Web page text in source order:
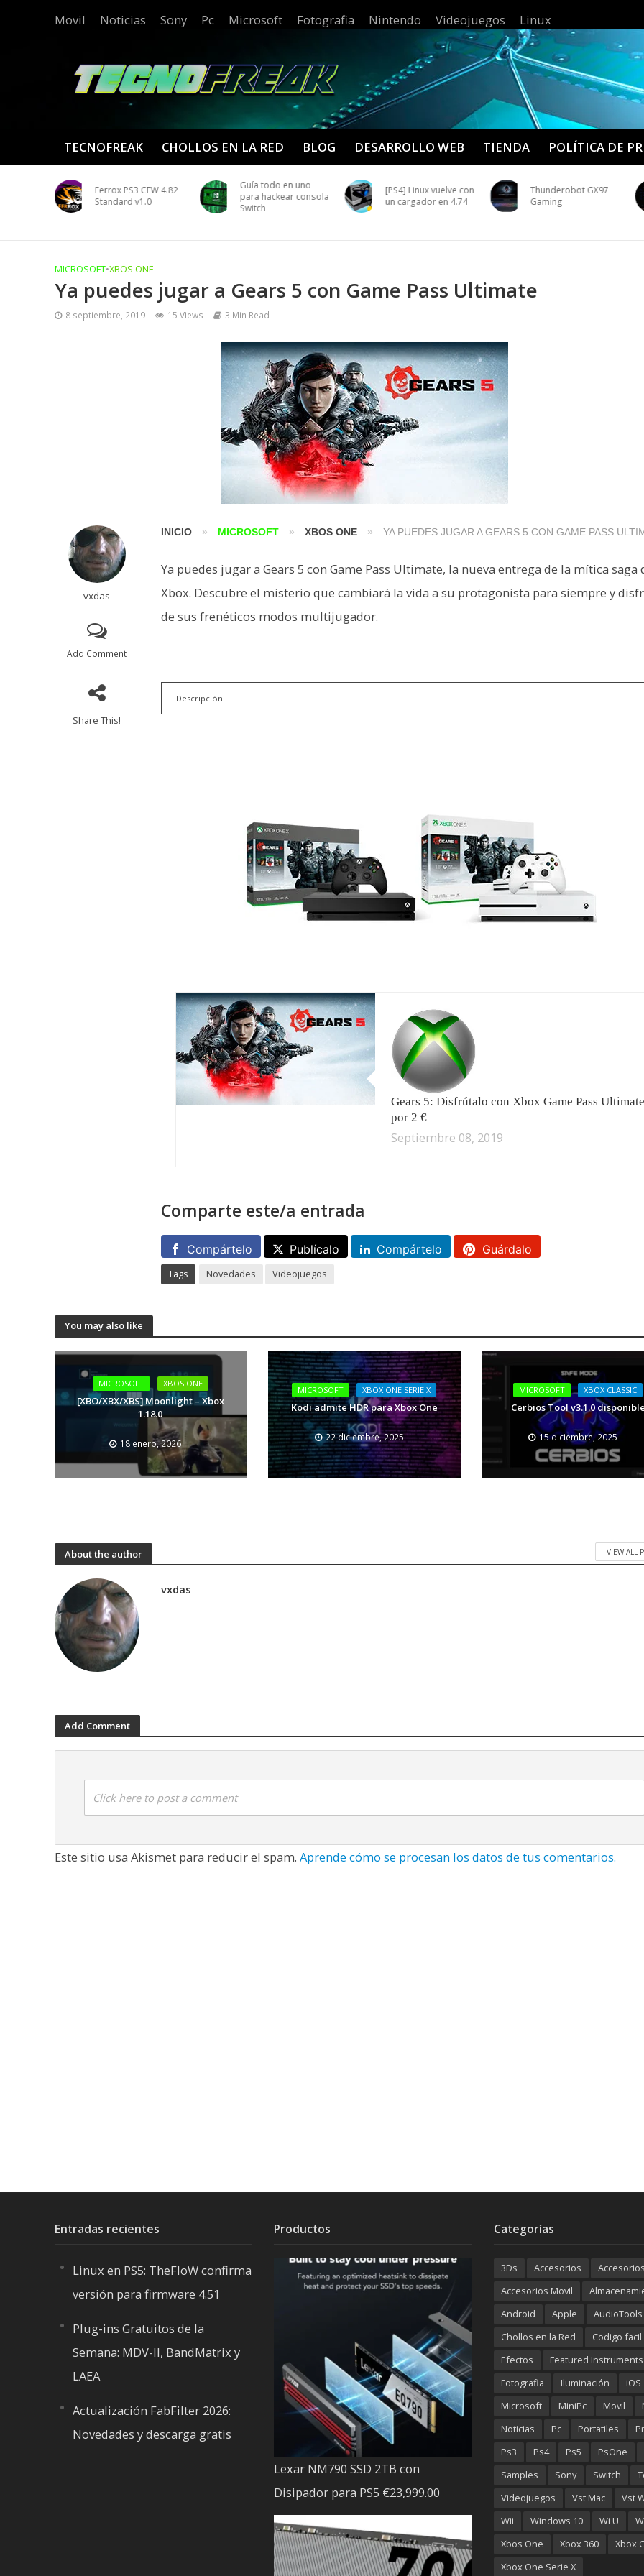
Movil Noticias Sony Pc Microsoft Fotografia Nintendo Videojuegos Linux
TECNOFREAK CHOLLOS EN LA RED BLOG DESARROLLO WEB TIENDA POLÍTICA DE
Ferrox PS3 CFW 4.82
Standard v1.0
Guía todo en uno
para hackear consola
Switch
[PS4] Linux vuelve con
un cargador en 4.74
Thunderobot GX97
Gaming
MICROSOFT•XBOS ONE
Ya puedes jugar a Gears 5 con Game Pass Ultimate
8 septiembre, 2019 15 Views 3 Min Read
vxdas
Add Comment
Share This!
INICIO » MICROSOFT » XBOS ONE » YA PUEDES JUGAR A GEARS 5 CON GAME PASS
Ya puedes jugar a Gears 5 con Game Pass Ultimate, la nueva entrega de la mítica saga
Xbox. Descubre el misterio que cambiará la vida a su protagonista para siempre y
de sus frenéticos modos multijugador.
Descripción
Gears 5: Disfrútalo con Xbox Game Pass
por 2 €
Septiembre 08, 2019
Comparte este/a entrada
Compártelo Publícalo Compártelo Guárdalo
Tags Novedades Videojuegos
You may also like
MICROSOFT XBOS ONE
[XBO/XBX/XBS] Moonlight – Xbox
1.18.0
18 enero, 2026
MICROSOFT XBOX ONE SERIE X
Kodi admite HDR para Xbox One
22 diciembre, 2025
MICROSOFT XBOX CLASSIC
Cerbios Tool v3.1.0
15 diciembre, 2025
About the author VIEW ALL
vxdas
Add Comment
Click here to post a comment
Este sitio usa Akismet para reducir el spam. Aprende cómo se procesan los datos de tus comentarios.
Entradas recientes
Linux en PS5: TheFloW confirma
versión para firmware 4.51
Plug-ins Gratuitos de la
Semana: MDV-II, BandMatrix y
LAEA
Actualización FabFilter 2026:
Novedades y descarga gratis
Productos
Lexar NM790 SSD 2TB con
Disipador para PS5 €23,999.00
Categorías
3Ds Accesorios
Accesorios Movil
Android
Apple
AudioTools
Chollos en la Red
Codigo facil
Efectos
Featured Instruments
Fotografia
Iluminación
iOS
Microsoft
MiniPc Movil
Noticias
Pc Portatiles
Ps3
Ps4 Ps5
PsOne
Samples
Sony Switch
Videojuegos
Vst Mac
Vst
Wii
Windows 10 Wi U
Xbos One
Xbox 360
Xbox
Xbox One Serie X